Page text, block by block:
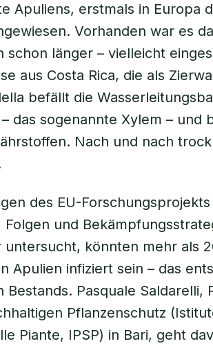
Apuliens, erstmals in Europa
Vorhanden war es
schon länger – vielleicht
aus Costa Rica, die als
befällt die
das sogenannte Xylem – und
Nach und nach
des EU-
Folgen und
untersucht, könnten mehr als
Apulien infiziert sein – das
Bestands. Pasquale Saldarelli,
Pflanzenschutz
Piante, IPSP) in Bari, geht